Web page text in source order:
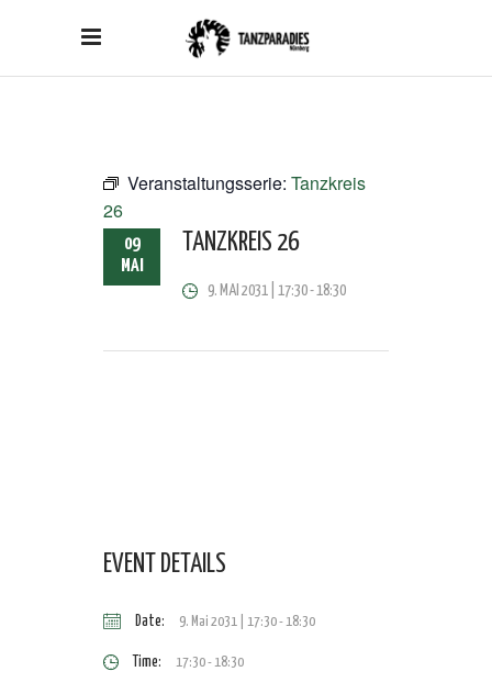
Veranstaltungsserie: Tanzkreis
26
09
MAI
TANZKREIS 26
9. MAI 2031 | 17:30-18:30
EVENT DETAILS
Date: 9. Mai 2031 | 17:30-18:30
Time: 17:30 - 18:30